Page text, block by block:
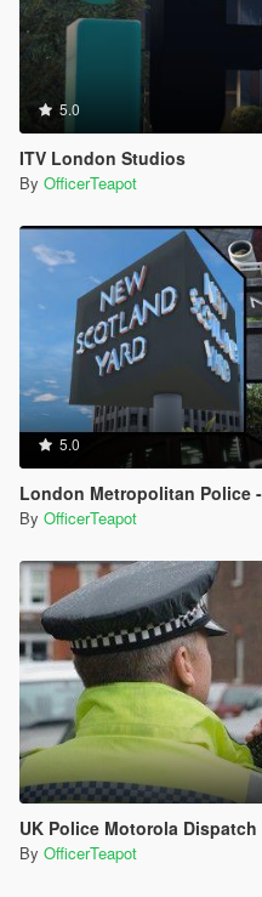
5.0
ITV London Studios
By OfficerTeapot
5.0
London Metropolitan Police -
By OfficerTeapot
UK Police Motorola Dispatch
By OfficerTeapot